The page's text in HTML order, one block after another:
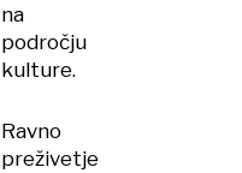
na
področju
kulture.
Ravno
preživetje